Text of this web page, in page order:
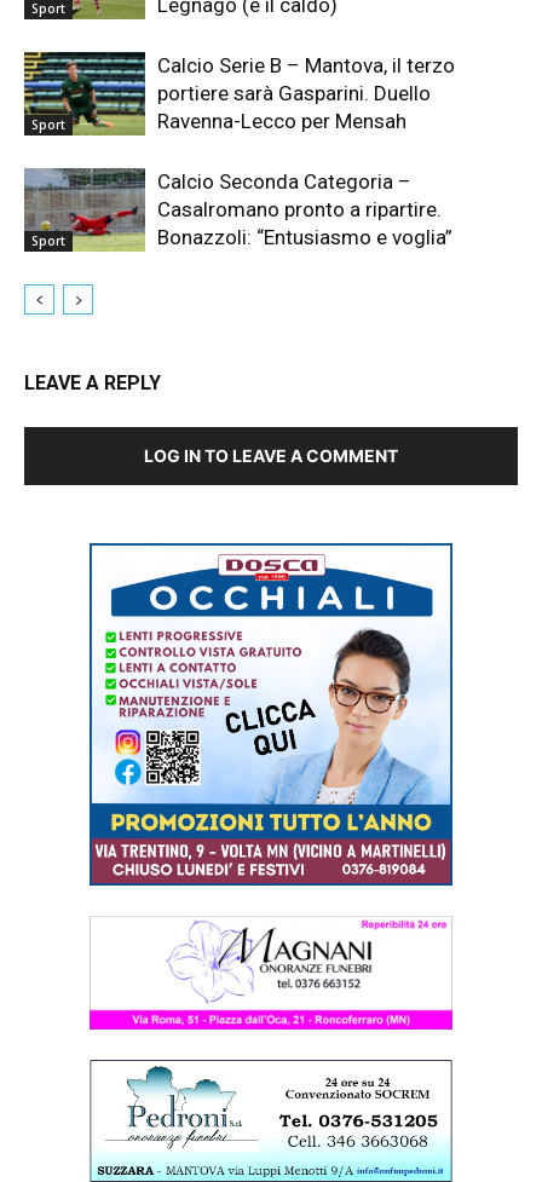
Sport
Sport
Calcio Serie B – Mantova, il terzo
portiere sarà Gasparini. Duello
Ravenna-Lecco per Mensah
Sport
Calcio Seconda Categoria –
Casalromano pronto a ripartire.
Bonazzoli: “Entusiasmo e voglia”
LEAVE A REPLY
LOG IN TO LEAVE A COMMENT